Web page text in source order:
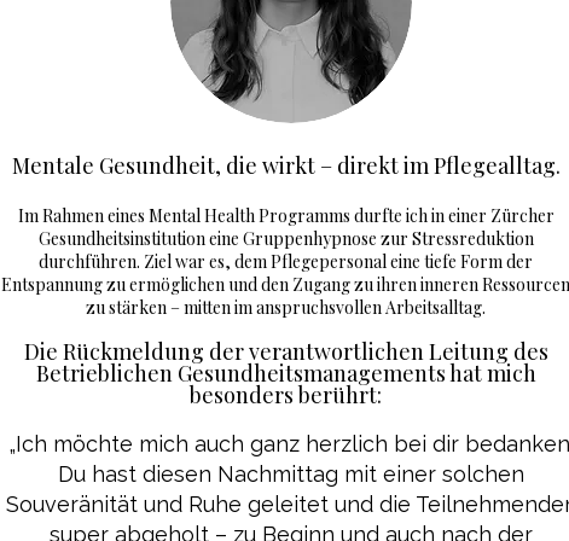
Mentale Gesundheit, die wirkt – direkt im Pflegealltag.
Im Rahmen eines Mental Health Programms durfte ich in einer Zürcher
Gesundheitsinstitution eine Gruppenhypnose zur Stressreduktion
durchführen. Ziel war es, dem Pflegepersonal eine tiefe Form der
Entspannung zu ermöglichen und den Zugang zu ihren inneren Ressourcen
zu stärken – mitten im anspruchsvollen Arbeitsalltag.
Die Rückmeldung der verantwortlichen Leitung des
Betrieblichen Gesundheitsmanagements hat mich
besonders berührt:
„Ich möchte mich auch ganz herzlich bei dir
Du hast diesen Nachmittag mit einer solchen
Souveränität und Ruhe geleitet und die
super abgeholt – zu Beginn und auch nach der